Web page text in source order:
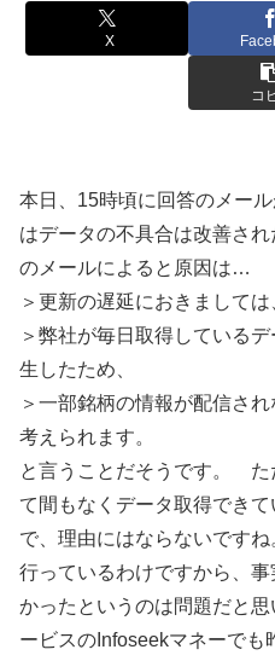
X
コ
本日、15時頃に回答のメー
はデータの不具合は改善さ
のメールによると原因は…
＞更新の遅延におきましては
＞弊社が毎日取得している
生したため、
＞一部銘柄の情報が配信さ
考えられます。
と言うことだそうです。 た
て間もなくデータ取得でき
で、理由にはならないです
行っているわけですから、
かったというのは問題だと
ービスのInfoseekマネーで